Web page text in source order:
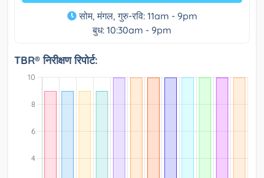
सोम, मंगल, गुरु-रवि: 11am - 9pm
बुध: 10:30am - 9pm
TBR® निरीक्षण रिपोर्ट: